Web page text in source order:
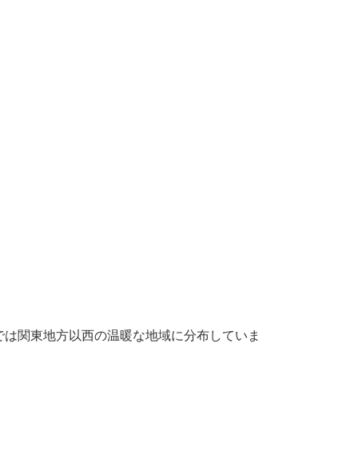
関東地方以西の温暖な地域に分布していま